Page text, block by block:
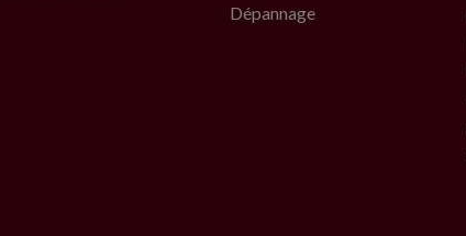
Dépannage